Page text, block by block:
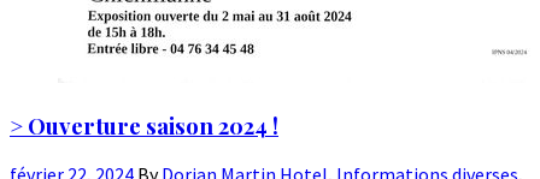
> Ouverture saison 2024 !